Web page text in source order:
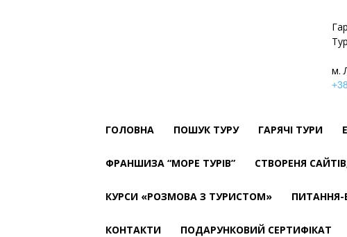
м.
ГОЛОВНА ПОШУК ТУРУ ГАРЯЧІ ТУРИ
ФРАНШИЗА “МОРЕ ТУРІВ” СТВОРЕНЯ
КУРСИ «РОЗМОВА З ТУРИСТОМ» ПИТАННЯ-
КОНТАКТИ ПОДАРУНКОВИЙ СЕРТИФІКАТ